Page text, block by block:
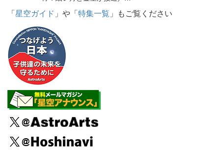
「星空ガイド 」や「特集一覧 」もご覧ください